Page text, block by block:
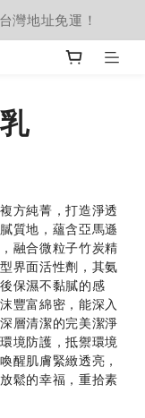
灣地址免運！
方純菁，打造淨透
質地，蘊含亞馬遜
融合微粒子竹炭精
界面活性劑，其氨
保濕不黏膩的感
豐富綿密，能深入
層清潔的完美潔淨
境防護，抵禦環境
醒肌膚緊緻透亮，
鬆的幸福，重拾素